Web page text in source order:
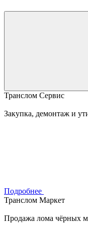
Транслом Сервис
Закупка, демонтаж и
Подробнее
Транслом Маркет
Продажа лома чёрных